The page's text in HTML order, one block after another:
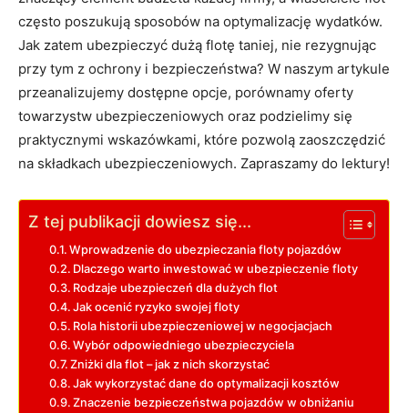
często poszukują sposobów na optymalizację wydatków.
Jak zatem ubezpieczyć dużą flotę taniej, nie rezygnując
przy tym z ochrony i bezpieczeństwa? W naszym artykule
przeanalizujemy dostępne opcje, porównamy oferty
towarzystw ubezpieczeniowych oraz podzielimy się
praktycznymi wskazówkami, które pozwolą zaoszczędzić
na składkach ubezpieczeniowych. Zapraszamy do lektury!
Z tej publikacji dowiesz się...
Wprowadzenie do ubezpieczania floty pojazdów
Dlaczego warto inwestować w ubezpieczenie floty
Rodzaje ubezpieczeń dla dużych flot
Jak ocenić ryzyko swojej floty
Rola historii ubezpieczeniowej w negocjacjach
Wybór odpowiedniego ubezpieczyciela
Zniżki dla flot – jak z nich skorzystać
Jak wykorzystać dane do optymalizacji kosztów
Znaczenie bezpieczeństwa pojazdów w obniżaniu